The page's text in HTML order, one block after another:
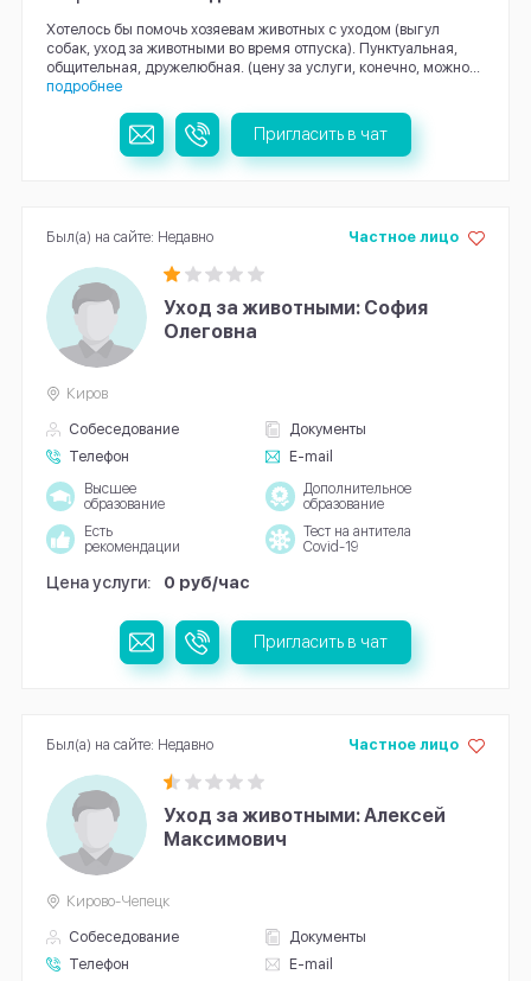
Хотелось бы помочь хозяевам животных с уходом (выгул
собак, уход за животными во время отпуска). Пунктуальная,
общительная, дружелюбная. (цену за услуги, конечно, можно...
подробнее
Пригласить в чат
Уход за животными: София
Олеговна
Собеседование
Документы
Телефон
E-mail
Частное лицо
Киров
Высшее
образование
Дополнительное
образование
Есть
рекомендации
Тест на антитела
Covid-19
Цена услуги: 0 руб/час
Был(а) на сайте: Недавно
Пригласить в чат
Уход за животными: Алексей
Максимович
Собеседование
Документы
Телефон
E-mail
Частное лицо
Кирово-Чепецк
Был(а) на сайте: Недавно